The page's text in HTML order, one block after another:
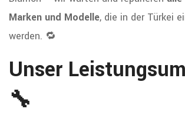
Marken und Modelle, die in der Türkei
werden. 🔁
Unser
🔧